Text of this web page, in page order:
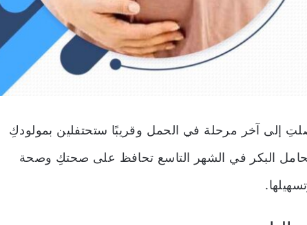
إلى آخر مرحلة في الحمل وقريبًا ستحتفلين بمولودكِ
البكر في الشهر التاسع تحافظ على صحتكِ وصحة